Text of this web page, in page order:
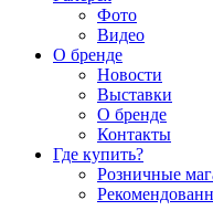
Фото
Видео
О бренде
Новости
Выставки
О бренде
Контакты
Где купить?
Розничные